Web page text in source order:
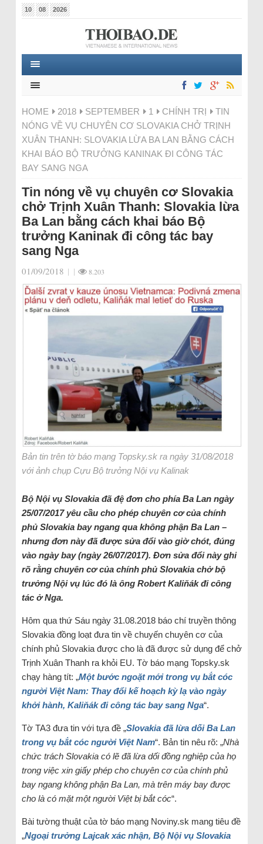
10 08 2026
HOME 2018 SEPTEMBER 1 CHÍNH TRỊ
TIN
NÓNG VỀ VỤ CHUYÊN CƠ SLOVAKIA CHỞ TRỊNH
XUÂN THANH: SLOVAKIA LỪA BA LAN BẰNG CÁCH
KHAI BÁO BỘ TRƯỞNG KANINAK ĐI CÔNG TÁC
BAY SANG NGA
Tin nóng về vụ chuyên cơ Slovakia
chở Trịnh Xuân Thanh: Slovakia lừa
Ba Lan bằng cách khai báo Bộ
trưởng Kaninak đi công tác bay
sang Nga
01/09/2018 | | 8.203
Bản tin trên tờ báo mạng Topsky.sk ra ngày 31/08/2018
với ảnh chụp Cựu Bộ trưởng Nội vụ Kalinak
Bộ Nội vụ Slovakia đã đệ đơn cho phía Ba Lan ngày
25/07/2017 yêu cầu cho phép chuyên cơ của chính
phủ Slovakia bay ngang qua không phận Ba Lan –
nhưng đơn này đã được sửa đổi vào giờ chót, đúng
vào ngày bay (ngày 26/07/2017). Đơn sửa đổi này ghi
rõ rằng chuyên cơ của chính phủ Slovakia chở bộ
trưởng Nội vụ lúc đó là ông Robert Kaliňák đi công
tác ở Nga.
Hôm qua thứ Sáu ngày 31.08.2018 báo chí truyền thông
Slovakia đồng loạt đưa tin về chuyến chuyên cơ của
chính phủ Slovakia được cho là đã được sử dụng để chở
Trịnh Xuân Thanh ra khỏi EU. Tờ báo mạng Topsky.sk
chạy hàng tít: „Một bước ngoặt mới trong vụ bắt cóc
người Việt Nam: Thay đổi kế hoạch kỳ lạ vào ngày
khởi hành, Kaliňák đi công tác bay sang Nga“.
Tờ TA3 đưa tin với tựa đề „Slovakia đã lừa dối Ba Lan
trong vụ bắt cóc người Việt Nam“. Bản tin nêu rõ: „Nhà
chức trách Slovakia có lẽ đã lừa dối đồng nghiệp của họ
trong việc xin giấy phép cho chuyên cơ của chính phủ
bay ngang không phận Ba Lan, mà trên máy bay được
cho là có mặt một người Việt bị bắt cóc“.
Bài tường thuật của tờ báo mạng Noviny.sk mang tiêu đề
„Ngoại trưởng Lajcak xác nhận, Bộ Nội vụ Slovakia